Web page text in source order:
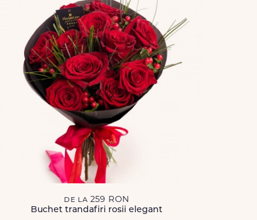
de la 259 RON
Buchet trandafiri rosii elegant